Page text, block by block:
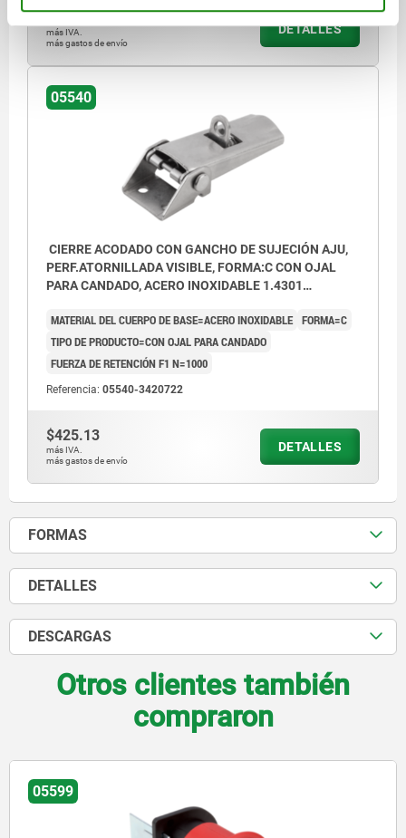
$205.15
más IVA.
más gastos de envío
DETALLES
05540
CIERRE ACODADO CON GANCHO DE SUJECIÓN AJU,
PERF.ATORNILLADA VISIBLE, FORMA:C CON OJAL
PARA CANDADO, ACERO INOXIDABLE 1.4301
MATERIAL DEL CUERPO DE BASE=ACERO INOXIDABLE FORMA=C
TIPO DE PRODUCTO=CON OJAL PARA CANDADO
FUERZA DE RETENCIÓN F1 N=1000
Referencia: 05540-3420722
$425.13
más IVA.
más gastos de envío
DETALLES
FORMAS
DETALLES
DESCARGAS
Otros clientes también
compraron